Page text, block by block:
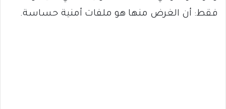
فقط: أن الغرض منها هو ملفات أمنية حساسة.